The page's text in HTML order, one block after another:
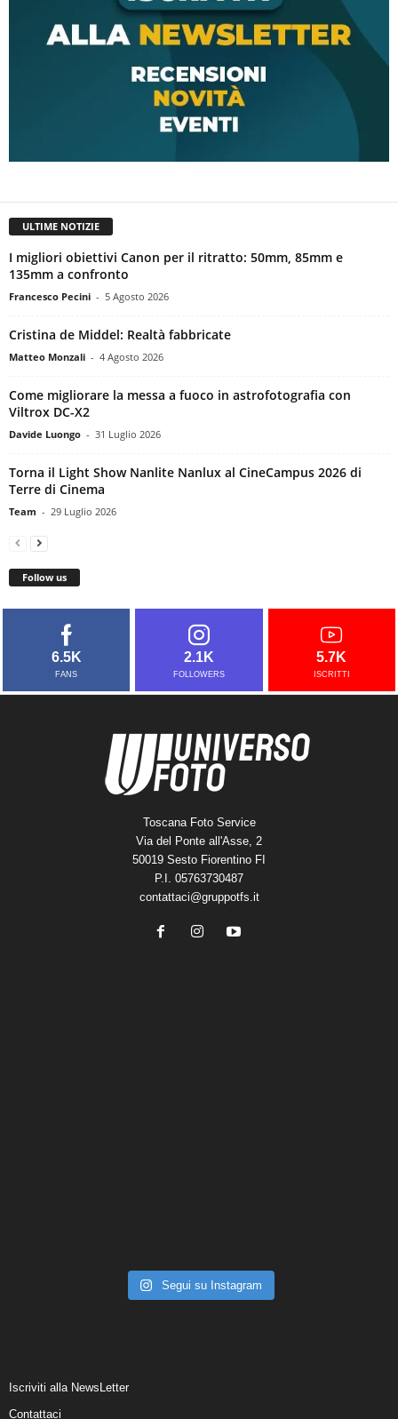
ULTIME NOTIZIE
I migliori obiettivi Canon per il ritratto: 50mm, 85mm e
135mm a confronto
Francesco Pecini - 5 Agosto 2026
Cristina de Middel: Realtà fabbricate
Matteo Monzali - 4 Agosto 2026
Come migliorare la messa a fuoco in astrofotografia con
Viltrox DC-X2
Davide Luongo - 31 Luglio 2026
Torna il Light Show Nanlite Nanlux al CineCampus 2026 di
Terre di Cinema
Team - 29 Luglio 2026
Follow us
6.5K
FANS
2.1K
FOLLOWERS
5.7K
ISCRITTI
Toscana Foto Service
Via del Ponte all'Asse, 2
50019 Sesto Fiorentino FI
P.I. 05763730487
contattaci@gruppotfs.it
Segui su Instagram
Iscriviti alla NewsLetter
Contattaci